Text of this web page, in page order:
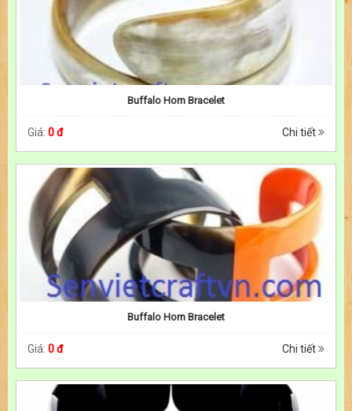
Buffalo Horn Bracelet
Giá: 0 đ Chi tiết
Buffalo Horn Bracelet
Giá: 0 đ Chi tiết